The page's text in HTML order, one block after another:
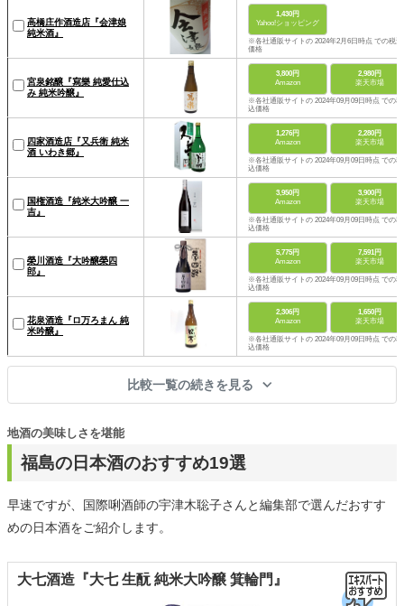
高橋庄作酒造店『会津娘
純米酒』
1,430円
Yahoo!ショッピング
※各社通販サイトの 2024年2月6日時点 での税込
価格
宮泉銘醸『寫樂 純愛仕込
み 純米吟醸』
3,800円
Amazon
2,980円
楽天市場
※各社通販サイトの 2024年09月09日時点 での税
込価格
四家酒造店『又兵衛 純米
酒 いわき郷』
1,276円
Amazon
2,280円
楽天市場
※各社通販サイトの 2024年09月09日時点 での税
込価格
国権酒造『純米大吟醸 一
吉』
3,950円
Amazon
3,900円
楽天市場
※各社通販サイトの 2024年09月09日時点 での税
込価格
榮川酒造『大吟醸榮四
郎』
5,775円
Amazon
7,591円
楽天市場
※各社通販サイトの 2024年09月09日時点 での税
込価格
花泉酒造『ロ万ろまん 純
米吟醸』
2,306円
Amazon
1,650円
楽天市場
※各社通販サイトの 2024年09月09日時点 での税
込価格
比較一覧の続きを見る
福島の日本酒のおすすめ19選
地酒の美味しさを堪能
早速ですが、国際唎酒師の宇津木聡子さんと編集部で選んだおすす
めの日本酒をご紹介します。
大七酒造『大七 生酛 純米大吟醸 箕輪門』